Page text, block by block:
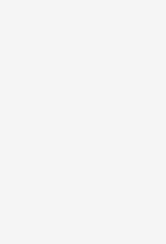
たサービ
が徹底さ
です。安全
ルに巻き